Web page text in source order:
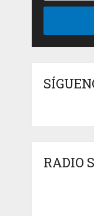
RADIO